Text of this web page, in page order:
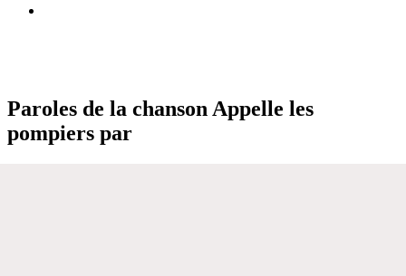
Paroles de la chanson Appelle les
pompiers par